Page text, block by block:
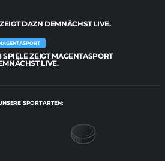
DAZN DEMNÄCHST LIVE.
SPIELE ZEIGT MAGENTASPORT
LIVE.
SPORTARTEN: